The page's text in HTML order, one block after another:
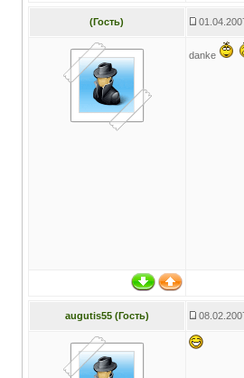
(Гость)
danke
augutis55 (Гость)